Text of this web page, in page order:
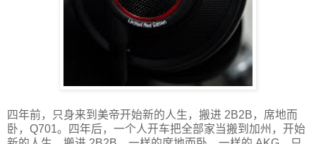
四年前，只身来到美帝开始新的人生，搬进 2B2B，席地而
卧，Q701。四年后，一个人开车把全部家当搬到加州，开始